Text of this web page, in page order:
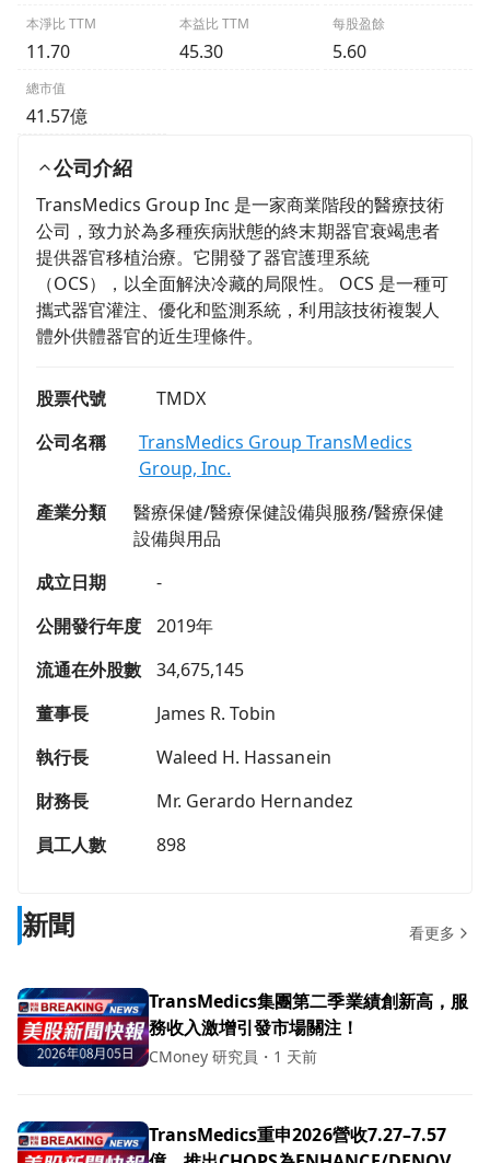
本淨比 TTM
11.70
本益比 TTM
45.30
每股盈餘
5.60
總市值
41.57億
公司介紹
TransMedics Group Inc 是一家商業階段的醫療技術
公司，致力於為多種疾病狀態的終末期器官衰竭患者
提供器官移植治療。它開發了器官護理系統
（OCS），以全面解決冷藏的局限性。 OCS 是一種可
攜式器官灌注、優化和監測系統，利用該技術複製人
體外供體器官的近生理條件。
股票代號
TMDX
公司名稱
TransMedics Group TransMedics
Group, Inc.
產業分類
醫療保健/醫療保健設備與服務/醫療保健
設備與用品
成立日期
-
公開發行年度
2019年
流通在外股數
34,675,145
董事長
James R. Tobin
執行長
Waleed H. Hassanein
財務長
Mr. Gerardo Hernandez
員工人數
898
新聞 看更多
TransMedics集團第二季業績創新高，服
務收入激增引發市場關注！
CMoney 研究員 ・ 1 天前
TransMedics重申2026營收7.27–7.57